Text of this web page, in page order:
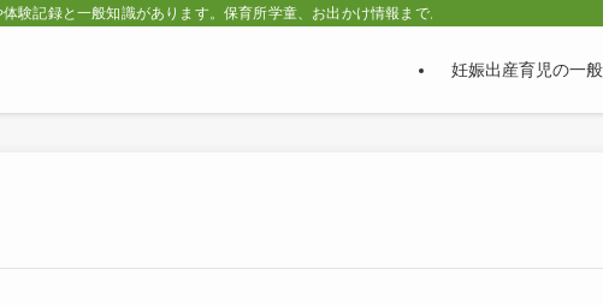
験記録と一般知識があります。保育所学童、お出かけ情報まで。
妊娠出産育児の一